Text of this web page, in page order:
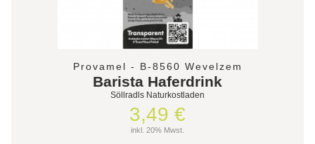
Provamel - B-8560 Wevelzem
Barista Haferdrink
Söllradls Naturkostladen
3,49 €
inkl. 20% Mwst.